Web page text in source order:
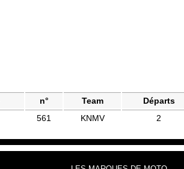
n° Team Départs
561 KNMV 2